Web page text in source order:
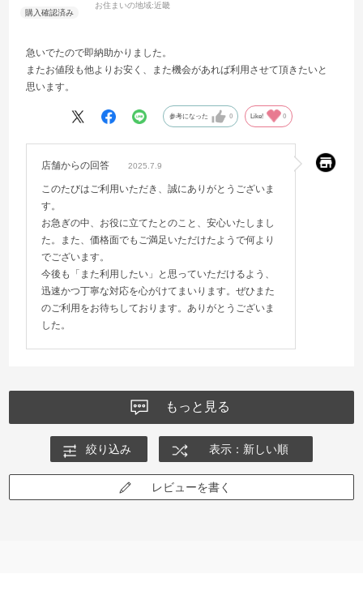
お住まいの地域:近畿
急いでたので即納助かりました。
またお値段も他よりお安く、また機会があれば利用させて頂きたいと
思います。
参考になった 0 Like! 0
店舗からの回答 2025.7.9
このたびはご利用いただき、誠にありがとうございま
す。
お急ぎの中、お役に立てたとのこと、安心いたしまし
た。また、価格面でもご満足いただけたようで何より
でございます。
今後も「また利用したい」と思っていただけるよう、
迅速かつ丁寧な対応を心がけてまいります。ぜひまた
のご利用をお待ちしております。ありがとうございま
した。
もっと見る
絞り込み 表示：新しい順
レビューを書く